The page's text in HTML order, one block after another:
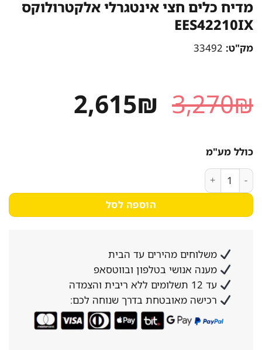
מדיח כלים חצי אינטגרלי אלקטרולוקס
EES42210IX
מק"ט:33492
3,270₪ המחיר
המקורי
2,615₪ המחיר
כולל מע"מ
כמות של מדיח כלים חצי אינטגרלי אלקטרולוקס EES42210IX
הוספה לסל
משלוחים מהירים עד הבית
מענה אנושי בטלפון ובווטסאפ
עד 12 תשלומים ללא ריבית והצמדה
רכישה מאובטחת בדרך שנוחה לכם: